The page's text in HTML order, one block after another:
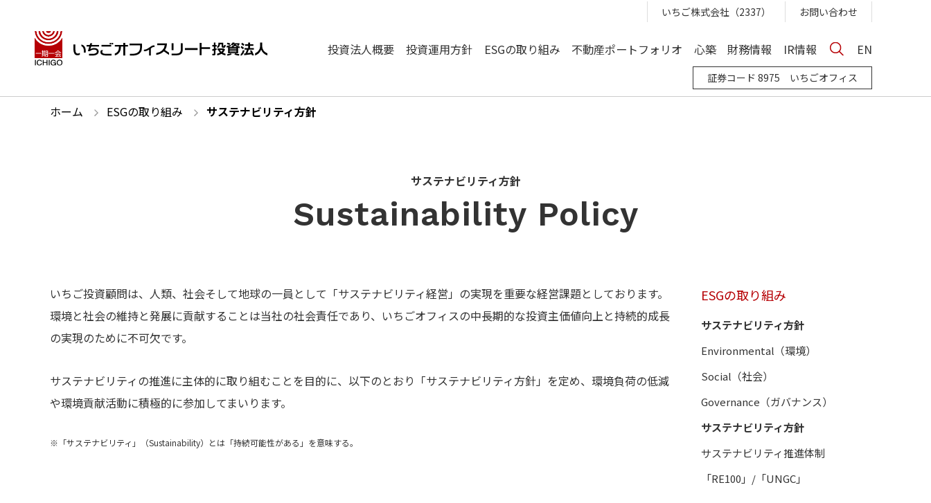
投資法人概要 投資運用方針 ESGの取り組み 不動産ポートフォリオ 心築 財務情報 IR情報 EN
いちご株式会社（2337） お問い合わせ
証券コード 8975 いちごオフィス
ホーム ESGの取り組み サステナビリティ方針
サステナビリティ方針
Sustainability Policy
いちご投資顧問は、人類、社会そして地球の一員として「サステナビリティ経営」の実現を重要な経営課題としております。
環境と社会の維持と発展に貢献することは当社の社会責任であり、いちごオフィスの中長期的な投資主価値向上と持続的成長
の実現のために不可欠です。
サステナビリティの推進に主体的に取り組むことを目的に、以下のとおり「サステナビリティ方針」を定め、環境負荷の低減
や環境貢献活動に積極的に参加してまいります。
※「サステナビリティ」（Sustainability）とは「持続可能性がある」を意味する。
ESGの取り組み
サステナビリティ方針
Environmental（環境）
Social（社会）
Governance（ガバナンス）
サステナビリティ方針
サステナビリティ推進体制
「RE100」/「UNGC」